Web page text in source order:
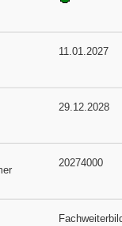
11.01.2027
29.12.2028
20274000